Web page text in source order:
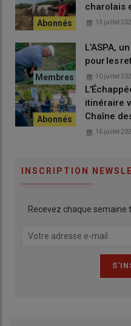
charolais
13 juillet
L’ASPA,
pour les
10 juillet
itinéraire
Chaîne
16 juillet
INSCRIPTION
Recevez chaque semaine